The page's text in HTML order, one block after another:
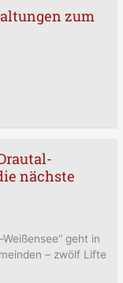
zum
nächste
geht in
– zwölf Lifte